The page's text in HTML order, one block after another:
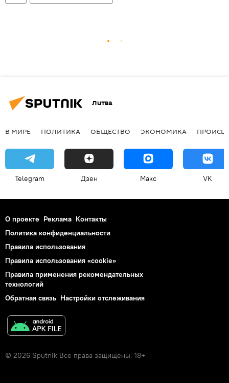
Литва
В МИРЕ ПОЛИТИКА ОБЩЕСТВО ЭКОНОМИКА
Telegram Дзен Макс VK
О проекте Реклама Контакты
Политика конфиденциальности
Правила использования
Правила использования «cookie»
Правила применения рекомендательных
технологий
Обратная связь Настройки отслеживания
© 2026 Sputnik Все права защищены. 18+